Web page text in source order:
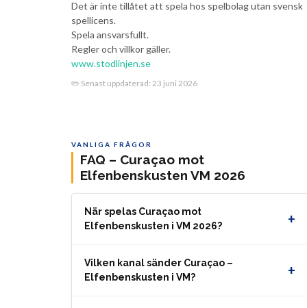
Det är inte tillåtet att spela hos spelbolag utan svensk
spellicens.
Spela ansvarsfullt.
Regler och villkor gäller.
www.stodlinjen.se
✏️ Senast uppdaterad: 23 juni 2026
VANLIGA FRÅGOR
FAQ – Curaçao mot
Elfenbenskusten VM 2026
När spelas Curaçao mot
Elfenbenskusten i VM 2026?
+
Vilken kanal sänder Curaçao –
Elfenbenskusten i VM?
+